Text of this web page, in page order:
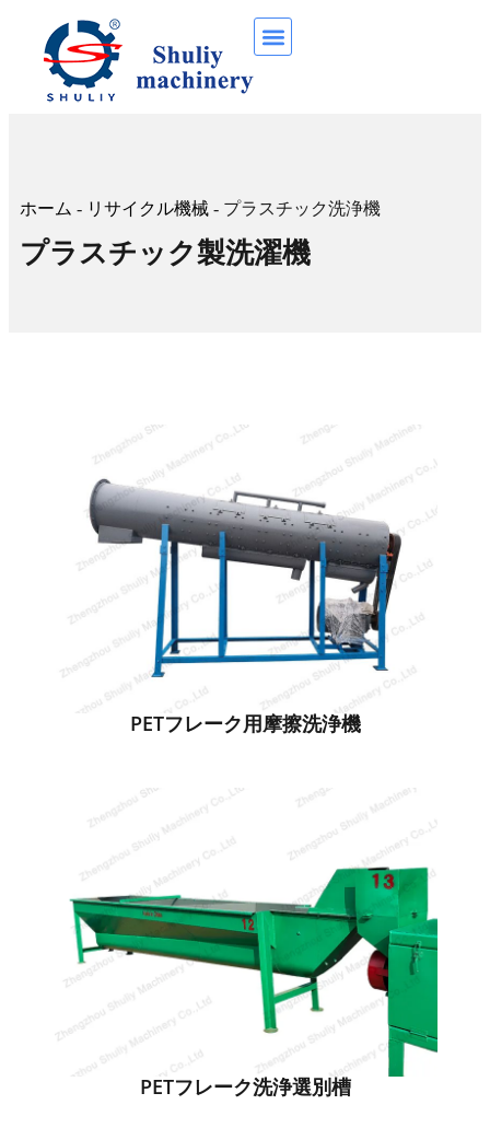
ホーム - リサイクル機械 - プラスチック洗浄機
プラスチック製洗濯機
PETフレーク用摩擦洗浄機
PETフレーク洗浄選別槽